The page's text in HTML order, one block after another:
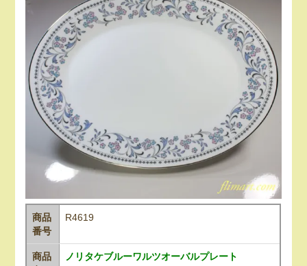
商品
番号
R4619
商品
ノリタケブルーワルツオーバルプレート